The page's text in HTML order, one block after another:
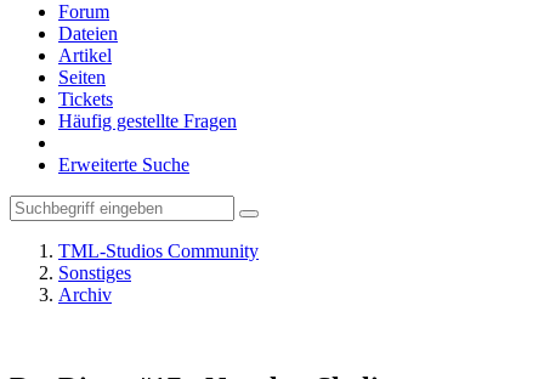
Forum
Dateien
Artikel
Seiten
Tickets
Häufig gestellte Fragen
Erweiterte Suche
TML-Studios Community
Sonstiges
Archiv